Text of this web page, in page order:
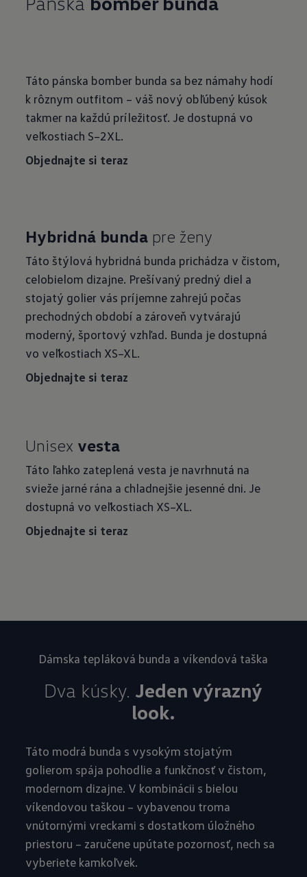
Táto pánska bomber bunda sa bez námahy hodí
k rôznym outfitom – váš nový obľúbený kúsok
takmer na každú príležitosť. Je dostupná vo
veľkostiach S–2XL.
Objednajte si teraz
Hybridná bunda pre ženy
Táto štýlová hybridná bunda prichádza v čistom,
celobielom dizajne. Prešívaný predný diel a
stojatý golier vás príjemne zahrejú počas
prechodných období a zároveň vytvárajú
moderný, športový vzhľad. Bunda je dostupná
vo veľkostiach XS–XL.
Objednajte si teraz
Unisex vesta
Táto ľahko zateplená vesta je navrhnutá na
svieže jarné rána a chladnejšie jesenné dni. Je
dostupná vo veľkostiach XS–XL.
Objednajte si teraz
Dámska tepláková bunda a víkendová taška
Dva kúsky. Jeden výrazný
look.
Táto modrá bunda s vysokým stojatým
golierom spája pohodlie a funkčnosť v čistom,
modernom dizajne. V kombinácii s bielou
víkendovou taškou – vybavenou troma
vnútornými vreckami s dostatkom úložného
priestoru – zaručene upútate pozornosť, nech sa
vyberiete kamkoľvek.